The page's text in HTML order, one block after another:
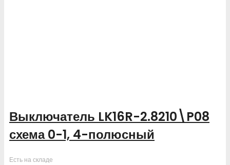
Выключатель LK16R-2.8210\P08
схема 0-1, 4-полюсный
Есть на складе